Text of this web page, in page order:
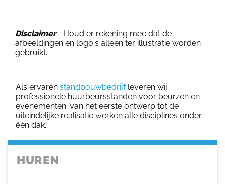
Disclaimer- Houd er rekening mee dat de
afbeeldingen en logo's alleen ter illustratie worden
gebruikt.
Als ervaren standbouwbedrijfleveren wij
professionele huurbeursstanden voor beurzen en
evenementen. Van het eerste ontwerp tot de
uiteindelijke realisatie werken alle disciplines onder
één dak.
HUREN